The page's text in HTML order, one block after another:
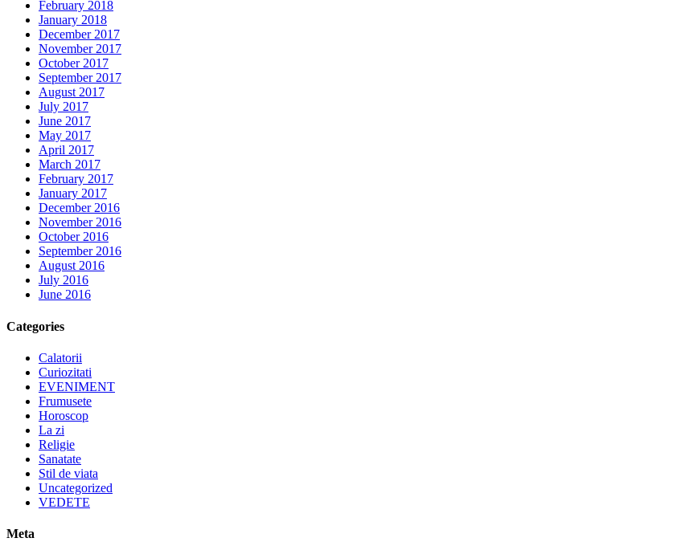
February 2018
January 2018
December 2017
November 2017
October 2017
September 2017
August 2017
July 2017
June 2017
May 2017
April 2017
March 2017
February 2017
January 2017
December 2016
November 2016
October 2016
September 2016
August 2016
July 2016
June 2016
Categories
Calatorii
Curiozitati
EVENIMENT
Frumusete
Horoscop
La zi
Religie
Sanatate
Stil de viata
Uncategorized
VEDETE
Meta